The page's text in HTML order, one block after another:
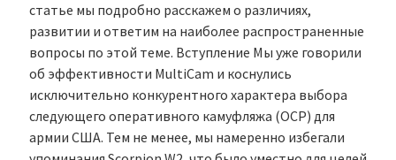
статье мы подробно расскажем о различиях,
развитии и ответим на наиболее распространенные
вопросы по этой теме. Вступление Мы уже говорили
об эффективности MultiCam и коснулись
исключительно конкурентного характера выбора
следующего оперативного камуфляжа (OCP) для
армии США. Тем не менее, мы намеренно избегали